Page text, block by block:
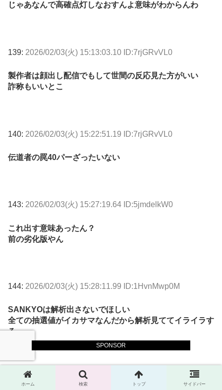
SPONSOR
じゃあなんで高確点灯しなおすんよ意味がわからんわ
139: 2026/02/03(火) 15:13:03.10 ID:7rjGRvVL0
製作者は顔出し配信でもして世間の反応見た方がいい
詐称もいいとこ
140: 2026/02/03(火) 15:22:51.19 ID:7rjGRvVL0
伝道者の罠40パーざったいない
143: 2026/02/03(火) 15:27:19.64 ID:5jmdelkW0
これ出す意味あったん？
前の劣化版やん
144: 2026/02/03(火) 15:28:11.99 ID:1HvnMwp0M
SANKYOは解析出さないでほしい
全ての抽選値がイカサマなんだから解析見ててイライラす
る
147:2026/02/03(火) 16:09:33.35 ID:jnSdptIu0
ホーム 検索 トップ サイドバー